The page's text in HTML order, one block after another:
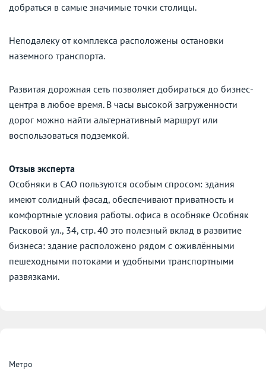
добраться в самые значимые точки столицы.
Неподалеку от комплекса расположены остановки
наземного транспорта.
Развитая дорожная сеть позволяет добираться до бизнес-
центра в любое время. В часы высокой загруженности
дорог можно найти альтернативный маршрут или
воспользоваться подземкой.
Отзыв эксперта
Особняки в САО пользуются особым спросом: здания
имеют солидный фасад, обеспечивают приватность и
комфортные условия работы. офиса в особняке Особняк
Расковой ул., 34, стр. 40 это полезный вклад в развитие
бизнеса: здание расположено рядом с оживлёнными
пешеходными потоками и удобными транспортными
развязками.
Метро